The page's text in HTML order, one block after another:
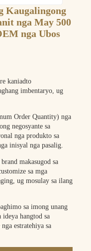
Kaugalingong
nga May 500
nga Ubos
kaniadto
imbentaryo, ug
Order Quantity) nga
negosyante sa
nga produkto sa
inisyal nga pasalig.
makasugod sa
sa mga
ug mosulay sa ilang
sa imong unang
ideya hangtod sa
estratehiya sa